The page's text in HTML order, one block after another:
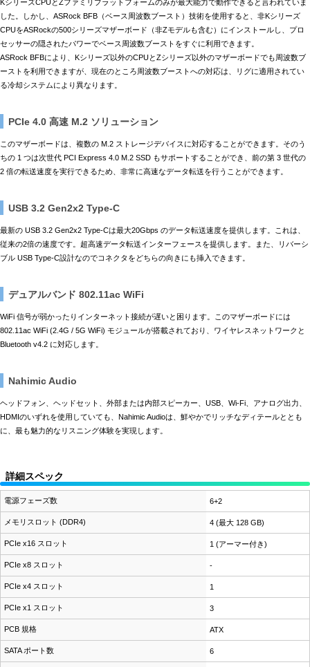
KシリーズCPUとZファミリプラットフォームのみが最大能力で動作できると言われていま
した。しかし、ASRock BFB（ベース周波数ブースト）技術を使用すると、非Kシリーズ
CPUをASRockの500シリーズマザーボード（非Zモデルも含む）にインストールし、プロ
セッサーの隠されたパワーでベース周波数ブーストをすぐに利用できます。
ASRock BFBにより、Kシリーズ以外のCPUとZシリーズ以外のマザーボードでも周波数ブ
ーストを利用できますが、現在のところ周波数ブーストへの対応は、リグに適用されてい
る冷却システムにより異なります。
PCIe 4.0 高速 M.2 ソリューション
このマザーボードは、複数の M.2 ストレージデバイスに対応することができます。そのう
ちの 1 つは次世代 PCI Express 4.0 M.2 SSD もサポートすることができ、前の第 3 世代の
2 倍の転送速度を実行できるため、非常に高速なデータ転送を行うことができます。
USB 3.2 Gen2x2 Type-C
最新の USB 3.2 Gen2x2 Type-Cは最大20Gbps のデータ転送速度を提供します。これは、
従来の2倍の速度です。超高速データ転送インターフェースを提供します。また、リバーシ
ブル USB Type-C設計なのでコネクタをどちらの向きにも挿入できます。
デュアルバンド 802.11ac WiFi
WiFi 信号が弱かったりインターネット接続が遅いと困ります。このマザーボードには
802.11ac WiFi (2.4G / 5G WiFi) モジュールが搭載されており、ワイヤレスネットワークと
Bluetooth v4.2 に対応します。
Nahimic Audio
ヘッドフォン、ヘッドセット、外部または内部スピーカー、USB、Wi-Fi、アナログ出力、
HDMIのいずれを使用していても、Nahimic Audioは、鮮やかでリッチなディテールととも
に、最も魅力的なリスニング体験を実現します。
詳細スペック
電源フェーズ数 6+2
メモリスロット (DDR4) 4 (最大 128 GB)
PCIe x16 スロット 1 (アーマー付き)
PCIe x8 スロット -
PCIe x4 スロット 1
PCIe x1 スロット 3
PCB 規格 ATX
SATA ポート数 6